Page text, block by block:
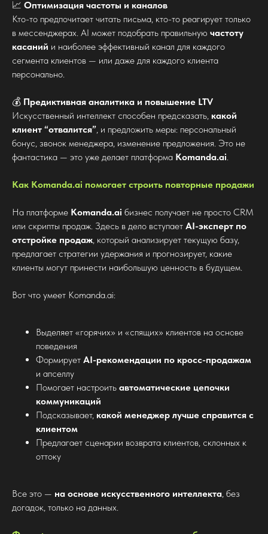
📈 Оптимизация частоты и каналов
Кто-то предпочитает читать письма, кто-то реагирует только
в мессенджерах. AI может подобрать правильную частоту
касаний и наиболее эффективный канал для каждого
сегмента клиентов — или даже для каждого клиента
персонально.
💰 Предиктивная аналитика и повышение LTV
Искусственный интеллект способен предсказать, какой
клиент “отвалится”, и предложить меры: персональный
бонус, звонок менеджера, изменение предложения. Это не
фантастика — это уже делает платформа Komanda.ai.
Как Komanda.ai помогает строить повторные продажи
На платформе Komanda.ai бизнес получает не просто CRM
или скрипты продаж. Здесь в дело вступает AI-эксперт по
отстройке продаж, который анализирует текущую базу,
предлагает стратегии удержания и прогнозирует, какие
клиенты могут принести наибольшую ценность в будущем.
Вот что умеет Komanda.ai:
Выделяет «горячих» и «спящих» клиентов на основе
поведения
Формирует AI-рекомендации по кросс-продажам
и апселлу
Помогает настроить автоматические цепочки
коммуникаций
Подсказывает, какой менеджер лучше справится с
клиентом
Предлагает сценарии возврата клиентов, склонных к
оттоку
Все это — на основе искусственного интеллекта, без
догадок, только на данных.